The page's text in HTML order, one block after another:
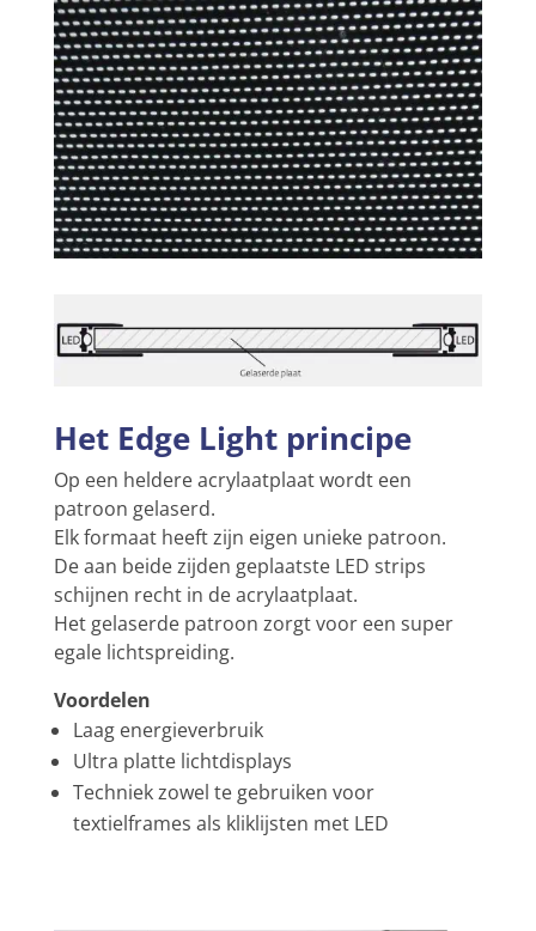
Het Edge Light principe
Op een heldere acrylaatplaat wordt een
patroon gelaserd.
Elk formaat heeft zijn eigen unieke patroon.
De aan beide zijden geplaatste LED strips
schijnen recht in de acrylaatplaat.
Het gelaserde patroon zorgt voor een super
egale lichtspreiding.
Voordelen
Laag energieverbruik
Ultra platte lichtdisplays
Techniek zowel te gebruiken voor
textielframes als kliklijsten met LED